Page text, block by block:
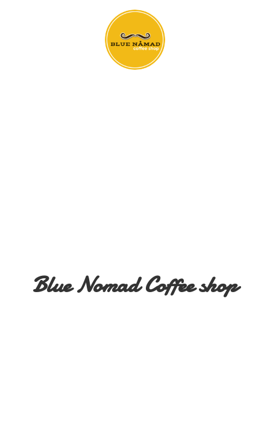
Blue NomadCoffee shop